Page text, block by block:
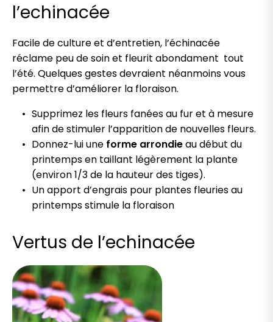
l’echinacée
Facile de culture et d’entretien, l’échinacée
réclame peu de soin et fleurit abondament tout
l’été. Quelques gestes devraient néanmoins vous
permettre d’améliorer la floraison.
Supprimez les fleurs fanées au fur et à mesure
afin de stimuler l’apparition de nouvelles fleurs.
Donnez-lui une forme arrondieau début du
printemps en taillant légèrement la plante
(environ 1/3 de la hauteur des tiges).
Un apport d’engrais pour plantes fleuries au
printemps stimule la floraison
Vertus de l’echinacée